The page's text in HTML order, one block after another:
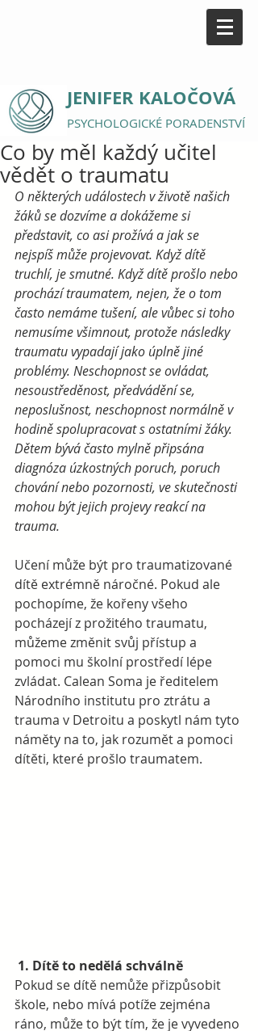
JENIFER KALOČOVÁ
PSYCHOLOGICKÉ PORADENSTVÍ
Co by měl každý učitel
vědět o traumatu
O některých událostech v životě našich
žáků se dozvíme a dokážeme si
představit, co asi prožívá a jak se
nejspíš může projevovat. Když dítě
truchlí, je smutné. Když dítě prošlo nebo
prochází traumatem, nejen, že o tom
často nemáme tušení, ale vůbec si toho
nemusíme všimnout, protože následky
traumatu vypadají jako úplně jiné
problémy. Neschopnost se ovládat,
nesoustředěnost, předvádění se,
neposlušnost, neschopnost normálně v
hodině spolupracovat s ostatními žáky.
Dětem bývá často mylně připsána
diagnóza úzkostných poruch, poruch
chování nebo pozornosti, ve skutečnosti
mohou být jejich projevy reakcí na
trauma.
Učení může být pro traumatizované
dítě extrémně náročné. Pokud ale
pochopíme, že kořeny všeho
pocházejí z prožitého traumatu,
můžeme změnit svůj přístup a
pomoci mu školní prostředí lépe
zvládat. Calean Soma je ředitelem
Národního institutu pro ztrátu a
trauma v Detroitu a poskytl nám tyto
náměty na to, jak rozumět a pomoci
dítěti, které prošlo traumatem.
1. Dítě to nedělá schválně
Pokud se dítě nemůže přizpůsobit
škole, nebo mívá potíže zejména
ráno, může to být tím, že je vyvedeno